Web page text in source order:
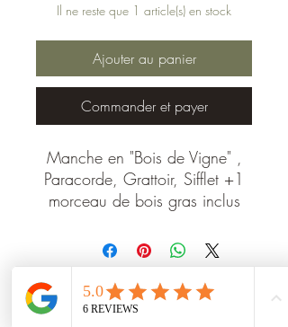
Il ne reste que 1 article(s) en stock
Ajouter au panier
Commander et payer
Manche en "Bois de Vigne" ,
Paracorde, Grattoir, Sifflet +1
morceau de bois gras inclus